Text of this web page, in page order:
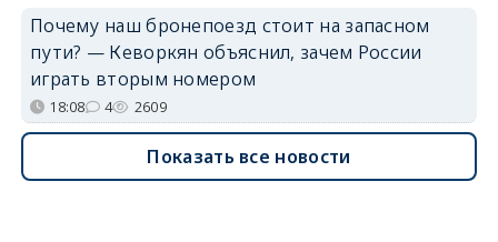
Почему наш бронепоезд стоит на запасном
пути? — Кеворкян объяснил, зачем России
играть вторым номером
18:08 4 2609
Показать все новости